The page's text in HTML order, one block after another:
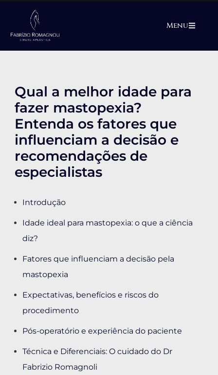
Menu
Qual a melhor idade para
fazer mastopexia?
Entenda os fatores que
influenciam a decisão e
recomendações de
especialistas
Introdução
Idade ideal para mastopexia: o que a ciência
diz?
Fatores que influenciam a decisão pela
mastopexia
Expectativas, benefícios e riscos do
procedimento
Pós-operatório e experiência do paciente
Técnica e Diferenciais: O cuidado do Dr
Fabrizio Romagnoli